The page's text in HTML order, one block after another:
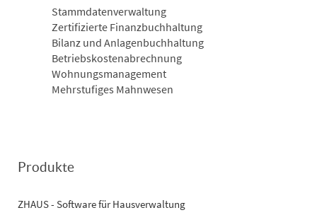
Stammdatenverwaltung
Zertifizierte Finanzbuchhaltung
Bilanz und Anlagenbuchhaltung
Betriebskostenabrechnung
Wohnungsmanagement
Mehrstufiges Mahnwesen
Produkte
ZHAUS - Software für Hausverwaltung